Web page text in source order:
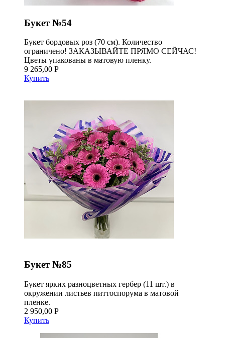
Букет №54
Букет бордовых роз (70 см). Количество
ограничено! ЗАКАЗЫВАЙТЕ ПРЯМО СЕЙЧАС!
Цветы упакованы в матовую пленку.
9 265,00 Р
Купить
Букет №85
Букет ярких разноцветных гербер (11 шт.) в
окружении листьев питтоспорума в матовой
пленке.
2 950,00 Р
Купить